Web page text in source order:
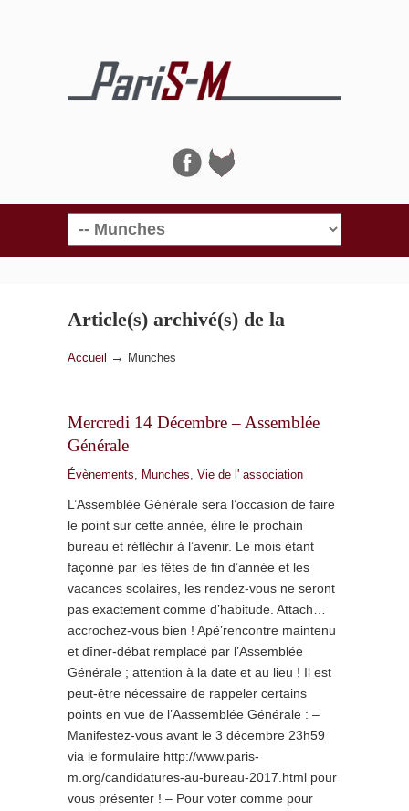
Navigation
Article(s) archivé(s) de la
catégorieMunches
Accueil → Munches
Mercredi 14 Décembre – Assemblée
Générale
Évènements, Munches, Vie de l' association
L’Assemblée Générale sera l’occasion de faire
le point sur cette année, élire le prochain
bureau et réfléchir à l’avenir. Le mois étant
façonné par les fêtes de fin d’année et les
vacances scolaires, les rendez-vous ne seront
pas exactement comme d’habitude. Attach…
accrochez-vous bien ! Apé’rencontre maintenu
et dîner-débat remplacé par l’Assemblée
Générale ; attention à la date et au lieu ! Il est
peut-être nécessaire de rappeler certains
points en vue de l’Aassemblée Générale : –
Manifestez-vous avant le 3 décembre 23h59
via le formulaire http://www.paris-
m.org/candidatures-au-bureau-2017.html pour
vous présenter ! – Pour voter comme pour